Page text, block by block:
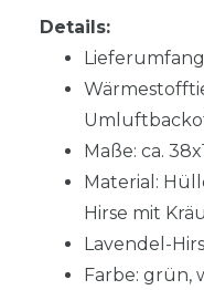
Details:
Maße: ca.
Material:
Hirse mit
Lavendel-
Farbe: grün,